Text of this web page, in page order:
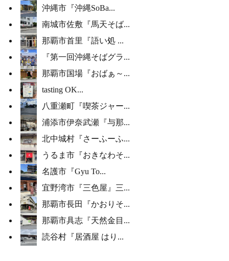
沖縄市『沖縄SoBa...
南城市佐敷『馬天そば...
那覇市首里『語い処 ...
『第一回沖縄そばグラ...
那覇市国場『おばぁ～...
tasting OK...
八重瀬町『喫茶ジャー...
浦添市伊奈武瀬『与那...
北中城村『さーふーふ...
うるま市『おきなわそ...
名護市『Gyu To...
宜野湾市『三色屋』三...
那覇市長田『かおりそ...
那覇市具志『天然金目...
読谷村『居酒屋 はり...